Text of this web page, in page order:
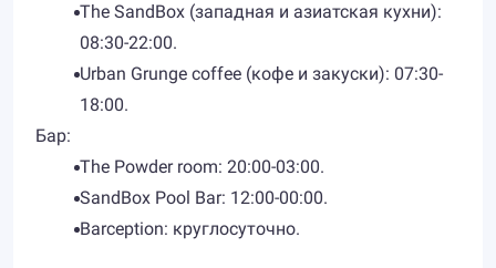
The SandBox (западная и азиатская кухни):
08:30-22:00.
Urban Grunge coffee (кофе и закуски): 07:30-
18:00.
Бар:
The Powder room: 20:00-03:00.
SandBox Pool Bar: 12:00-00:00.
Barception: круглосуточно.